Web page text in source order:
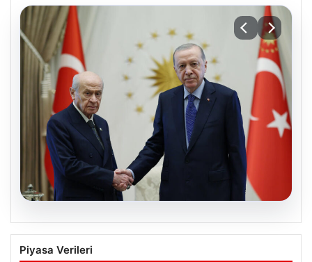
Cumhurbaşkanı Erdoğan, Devlet
Bahçeli ile görüştü
Piyasa Verileri